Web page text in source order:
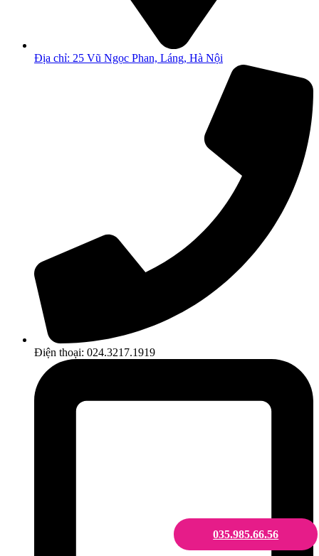
035.985.66.56
Địa chỉ: 25 Vũ Ngọc Phan, Láng, Hà Nội
Điện thoại: 024.3217.1919